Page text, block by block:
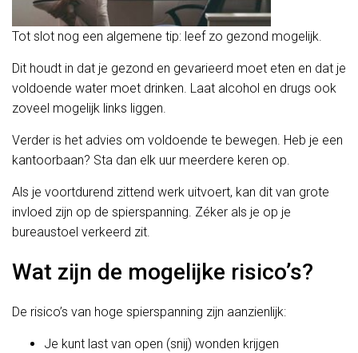
Tot slot nog een algemene tip: leef zo gezond mogelijk.
Dit houdt in dat je gezond en gevarieerd moet eten en dat je
voldoende water moet drinken. Laat alcohol en drugs ook
zoveel mogelijk links liggen.
Verder is het advies om voldoende te bewegen. Heb je een
kantoorbaan? Sta dan elk uur meerdere keren op.
Als je voortdurend zittend werk uitvoert, kan dit van grote
invloed zijn op de spierspanning. Zéker als je op je
bureaustoel verkeerd zit.
Wat zijn de mogelijke risico’s?
De risico’s van hoge spierspanning zijn aanzienlijk:
Je kunt last van open (snij) wonden krijgen